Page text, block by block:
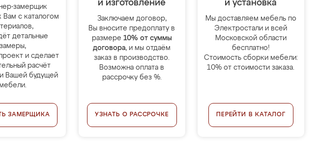
замерщик
Вам с каталогом
детальные
замеры,
и сделает
расчёт
Вашей будущей
мебели.
ЗАМЕРЩИКА
и изготовление
Заключаем договор,
Вы вносите предоплату в
размере 10% от суммы
договора, и мы отдаём
заказ в производство.
Возможна оплата в
рассрочку без %.
УЗНАТЬ О РАССРОЧКЕ
и установка
Мы доставляем мебель по
Электростали и всей
Московской области
бесплатно!
Стоимость сборки мебели:
10% от стоимости заказа.
ПЕРЕЙТИ В КАТАЛОГ